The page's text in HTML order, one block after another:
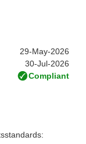
29-May-2026
30-Jul-2026
Compliant